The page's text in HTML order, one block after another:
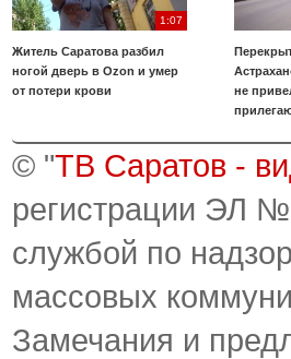
1:07
Житель Саратова разбил
ногой дверь в Ozon и умер
от потери крови
не
© "ТВ Саратов -
регистрации ЭЛ
службой по
массовых
Замечания и